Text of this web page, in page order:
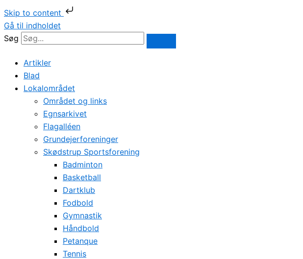
Skip to content
Gå til indholdet
Søg
Artikler
Blad
Lokalområdet
Området og links
Egnsarkivet
Flagalléen
Grundejerforeninger
Skødstrup Sportsforening
Badminton
Basketball
Dartklub
Fodbold
Gymnastik
Håndbold
Petanque
Tennis